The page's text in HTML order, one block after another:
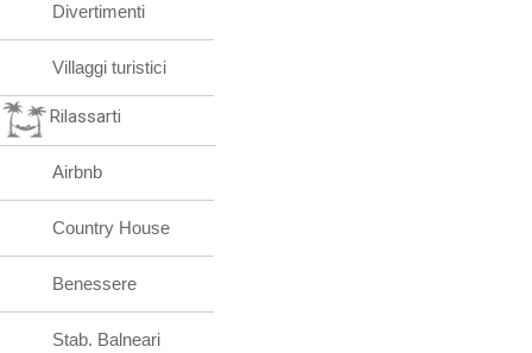
Divertimenti
Villaggi turistici
Rilassarti
Airbnb
Country House
Benessere
Stab. Balneari